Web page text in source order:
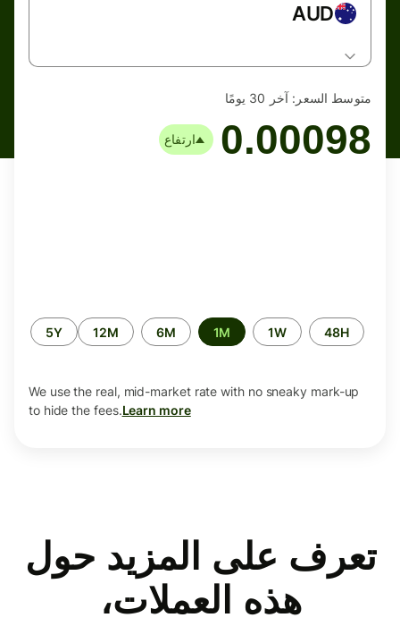
AUD
متوسط السعر: آخر 30 يومًا
0.00098 ارتفاع
الفترة
الزمنية
48H
1W
1M
6M
12M
5Y
We use the real, mid-market rate with no sneaky mark-up
to hide the fees.Learn more
تعرف على المزيد حول
هذه العملات،